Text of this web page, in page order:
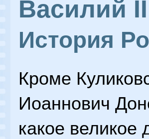
Василий
История
Кроме
Иоаннович
какое великое